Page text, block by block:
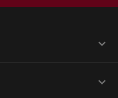

